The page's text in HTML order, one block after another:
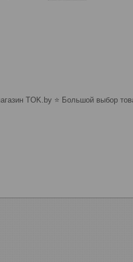
TOK.by ⭐️ Большой выбор